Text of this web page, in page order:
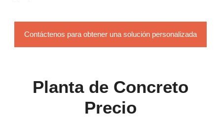
Contáctenos para obtener una solución personalizada
Planta de Concreto
Precio